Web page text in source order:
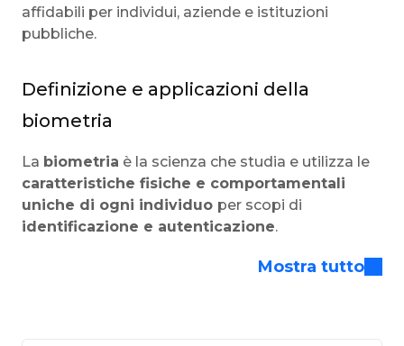
affidabili per individui, aziende e istituzioni
pubbliche.
Definizione e applicazioni della
biometria
La biometria è la scienza che studia e utilizza le
caratteristiche fisiche e comportamentali
uniche di ogni individuo per scopi di
identificazione e autenticazione.
Mostra tutto